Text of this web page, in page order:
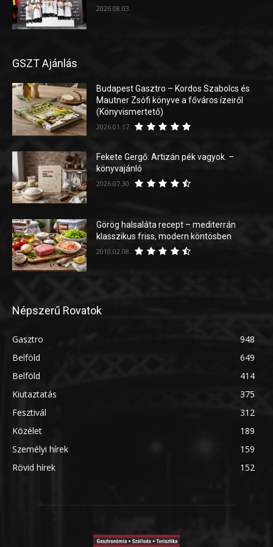
2026.08.03.
GSZT Ajánlás
Budapest Gasztro – Kordos Szabolcs és
Mautner Zsófi könyve a főváros ízeiről
(Könyvismertető)
2026.01.17.
Fekete Gergő: Artizán pék vagyok. –
könyvajánló
2026.07.30.
Görög halsaláta recept – mediterrán
klasszikus friss, modern köntösben
2010.02.08.
Népszerű Rovatok
Gasztro
948
Belföld
649
Belföld
414
Kiutaztatás
375
Fesztivál
312
Közélet
189
Személyi hírek
159
Rövid hírek
152